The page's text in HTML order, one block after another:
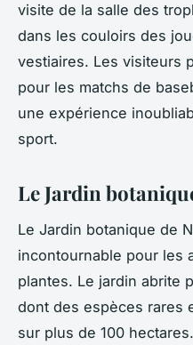
visite de la salle des
dans les couloirs des
vestiaires. Les visiteurs
pour les matchs de
une expérience
sport.
Le Jardin
Le Jardin botanique de
incontournable pour les
plantes. Le jardin abrite
dont des espèces rares
sur plus de 100 hectares.